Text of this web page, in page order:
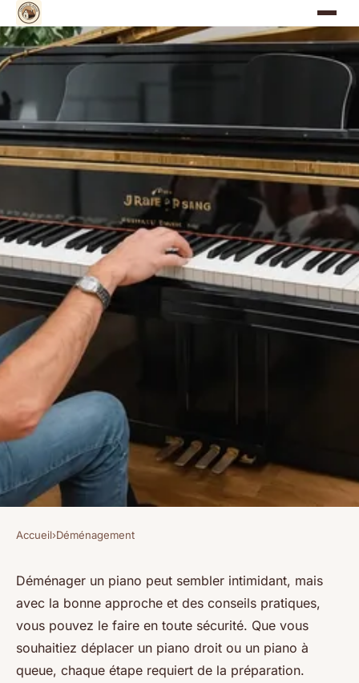
DÉMÉNAGEMENT
Comment déménager un
piano ?
Benjamin•25 octobre 2024•5 min de lecture
Accueil›Déménagement
Déménager un piano peut sembler intimidant, mais
avec la bonne approche et des conseils pratiques,
vous pouvez le faire en toute sécurité. Que vous
souhaitiez déplacer un piano droit ou un piano à
queue, chaque étape requiert de la préparation.